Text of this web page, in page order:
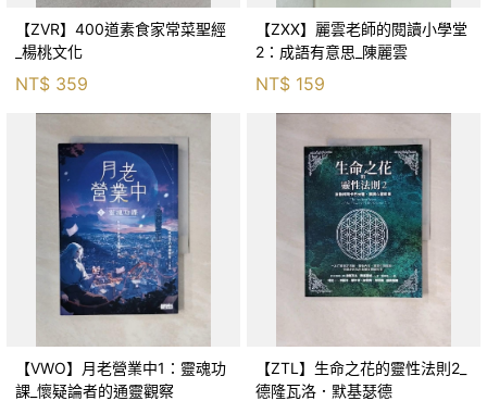
【ZVR】400道素食家常菜聖經
_楊桃文化
NT$ 359
【ZXX】麗雲老師的閱讀小學堂
2：成語有意思_陳麗雲
NT$ 159
【VWO】月老營業中1：靈魂功
課_懷疑論者的通靈觀察
【ZTL】生命之花的靈性法則2_
德隆瓦洛．默基瑟德